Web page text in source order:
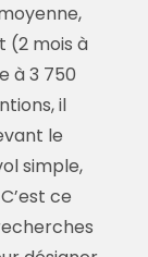
(2 mois à
à 3 750
il
le
simple,
ce